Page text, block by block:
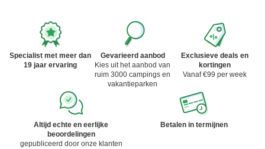
Specialist met meer dan
19 jaar ervaring
Gevarieerd aanbod
Kies uit het aanbod van
ruim 3000 campings en
vakantieparken
Exclusieve deals en
kortingen
Vanaf €99 per week
Altijd echte en eerlijke
beoordelingen
gepubliceerd door onze klanten
Betalen in termijnen